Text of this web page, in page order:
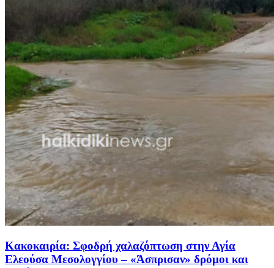
Κακοκαιρία: Σφοδρή χαλαζόπτωση στην Αγία
Ελεούσα Μεσολογγίου – «Άσπρισαν» δρόμοι και